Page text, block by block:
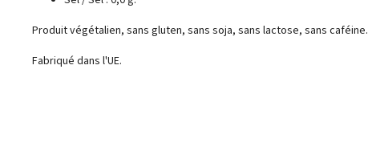
Produit végétalien, sans gluten, sans soja, sans lactose, sans caféine.
Fabriqué dans l'UE.